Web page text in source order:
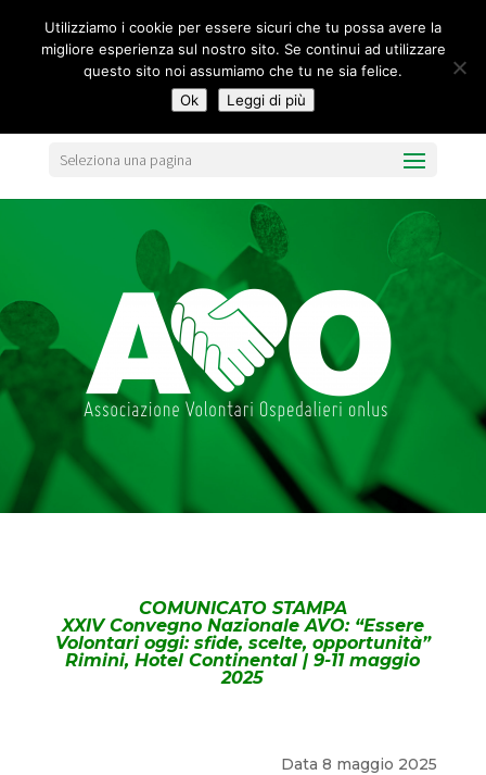
Seleziona una pagina
COMUNICATO STAMPA
XXIV Convegno Nazionale AVO: “Essere
Volontari oggi: sfide, scelte, opportunità”
Rimini, Hotel Continental | 9-11 maggio
2025
Data 8 maggio 2025
Utilizziamo i cookie per essere sicuri che tu possa avere la
migliore esperienza sul nostro sito. Se continui ad utilizzare
questo sito noi assumiamo che tu ne sia felice.
Ok
Leggi di più